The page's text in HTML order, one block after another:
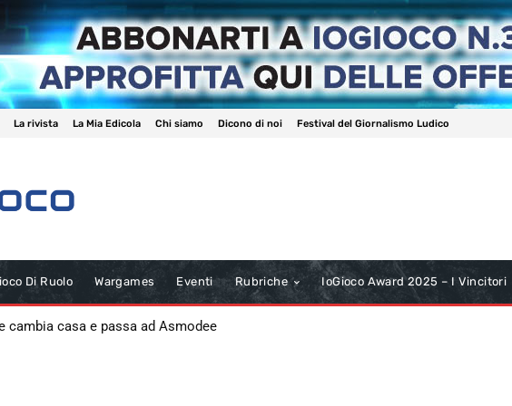
La rivista La Mia Edicola Chi siamo Dicono di noi Festival del Giornalismo Ludico
Di Ruolo Wargames Eventi Rubriche IoGioco Award 2025 – I Vincitori
cambia casa e passa ad Asmodee